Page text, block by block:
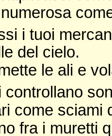
i tuoi
del cielo.
le ali e
controllano
come sciami
fra i muretti